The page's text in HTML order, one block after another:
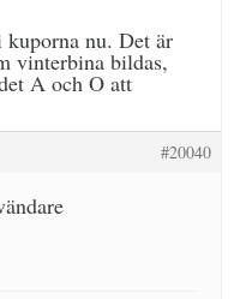
nu. Det är
vinterbina bildas,
A och O att
#20040